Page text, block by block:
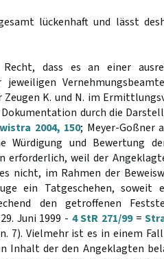
lückenhaft und lässt
dass es an einer
K. und N. im
durch die
wistra 2004, 150; Meyer-Goßner
und Bewertung
erforderlich, weil der
nicht, im Rahmen der
ein Tatgeschehen, soweit
den getroffenen
Juni 1999 - 4 StR 271/99=
7). Vielmehr ist es in einem
Inhalt der den Angeklagten